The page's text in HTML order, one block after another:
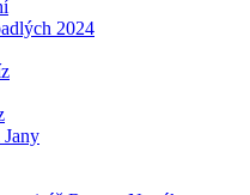
2024
Jany